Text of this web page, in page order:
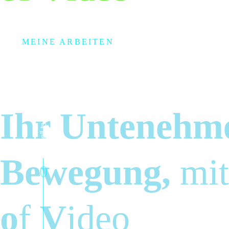
MEINE ARBEITEN
Ihr
Bewegung, mit
of Video
Scroll to explore